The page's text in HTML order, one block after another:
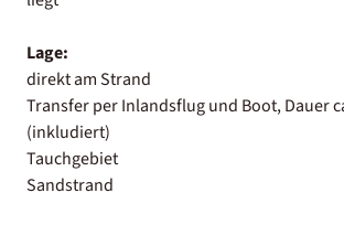
Lage:
direkt am Strand
Transfer per Inlandsflug und Boot, Dauer
(inkludiert)
Tauchgebiet
Sandstrand